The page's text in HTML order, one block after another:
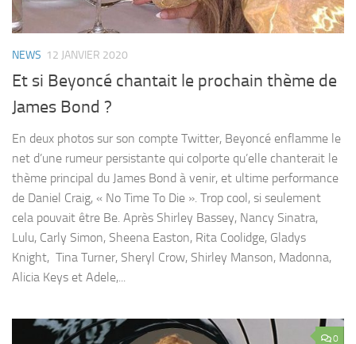
NEWS 12 JANVIER 2020
Et si Beyoncé chantait le prochain thème de
James Bond ?
En deux photos sur son compte Twitter, Beyoncé enflamme le
net d’une rumeur persistante qui colporte qu’elle chanterait le
thème principal du James Bond à venir, et ultime performance
de Daniel Craig, « No Time To Die ». Trop cool, si seulement
cela pouvait être Be. Après Shirley Bassey, Nancy Sinatra,
Lulu, Carly Simon, Sheena Easton, Rita Coolidge, Gladys
Knight, Tina Turner, Sheryl Crow, Shirley Manson, Madonna,
Alicia Keys et Adele,...
0